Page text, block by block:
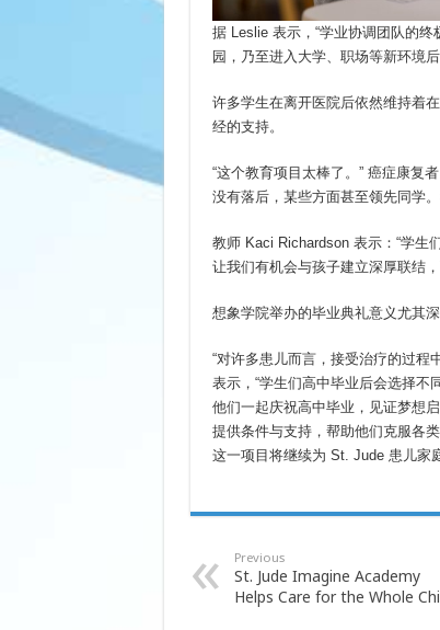
据 Leslie 表示，“学业协调团队的
园，乃至进入大学、职场等新环境
许多学生在离开医院后依然维持着
经的支持。
“这个教育项目太棒了。” 癌症康复
没有落后，某些方面甚至领先同学
教师 Kaci Richardson 表示：“学生
让我们有机会与孩子建立深厚联结
想象学院举办的毕业典礼意义尤其
“对许多患儿而言，接受治疗的过程
表示，“学生们高中毕业后会选择
他们一起庆祝高中毕业，见证梦想
提供条件与支持，帮助他们克服各
这一项目将继续为 St. Jude 患儿家
Previous
St. Jude Imagine Academy
Helps Care for the Whole